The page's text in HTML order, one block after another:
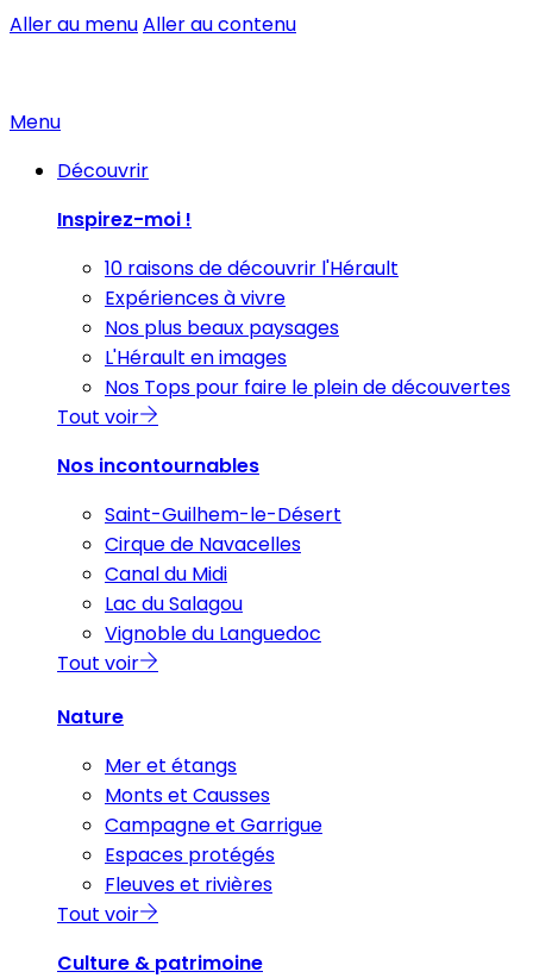
Aller au menuAller au contenu
Menu
Découvrir
Inspirez-moi !
10 raisons de découvrir l'Hérault
Expériences à vivre
Nos plus beaux paysages
L'Hérault en images
Nos Tops pour faire le plein de découvertes
Tout voir
Nos incontournables
Saint-Guilhem-le-Désert
Cirque de Navacelles
Canal du Midi
Lac du Salagou
Vignoble du Languedoc
Tout voir
Nature
Mer et étangs
Monts et Causses
Campagne et Garrigue
Espaces protégés
Fleuves et rivières
Tout voir
Culture & patrimoine